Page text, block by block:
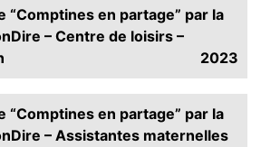
“Comptines en partage” par la
– Centre de loisirs –
2023
“Comptines en partage” par la
– Assistantes maternelles